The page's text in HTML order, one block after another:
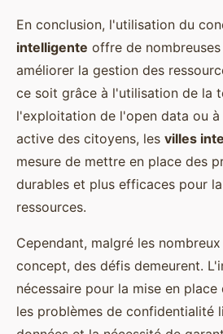
En conclusion, l'utilisation du
intelligente offre de
améliorer la gestion des
ce soit grâce à l'utilisation de la
l'exploitation de l'open data ou
active des citoyens, les villes
mesure de mettre en place des
durables et plus efficaces pour
ressources.
Cependant, malgré les
concept, des défis demeurent.
nécessaire pour la mise en
les problèmes de confidentialité